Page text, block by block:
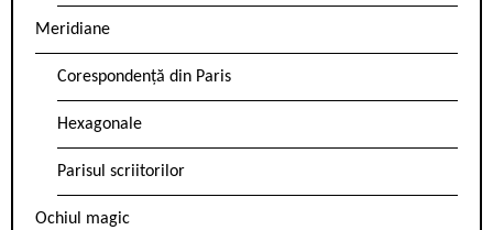
Meridiane
Corespondență din Paris
Hexagonale
Parisul scriitorilor
Ochiul magic